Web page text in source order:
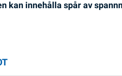
kan innehålla spår av